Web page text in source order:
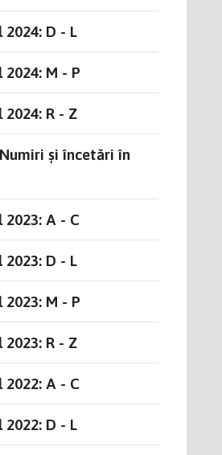
2024: D - L
M - P
R - Z
și încetări în
2023: A - C
2023: D - L
M - P
R - Z
2022: A - C
2022: D - L